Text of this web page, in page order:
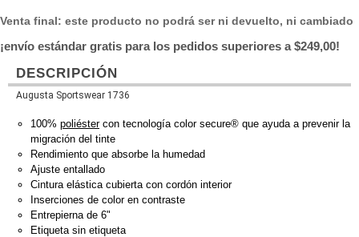
Venta final: este producto no podrá ser ni devuelto, ni cambiado
¡envío estándar gratis para los pedidos superiores a $249,00!
DESCRIPCIÓN
Augusta Sportswear 1736
100% poliéstercon tecnología color secure® que ayuda a prevenir la
migración del tinte
Rendimiento que absorbe la humedad
Ajuste entallado
Cintura elástica cubierta con cordón interior
Inserciones de color en contraste
Entrepierna de 6"
Etiqueta sin etiqueta